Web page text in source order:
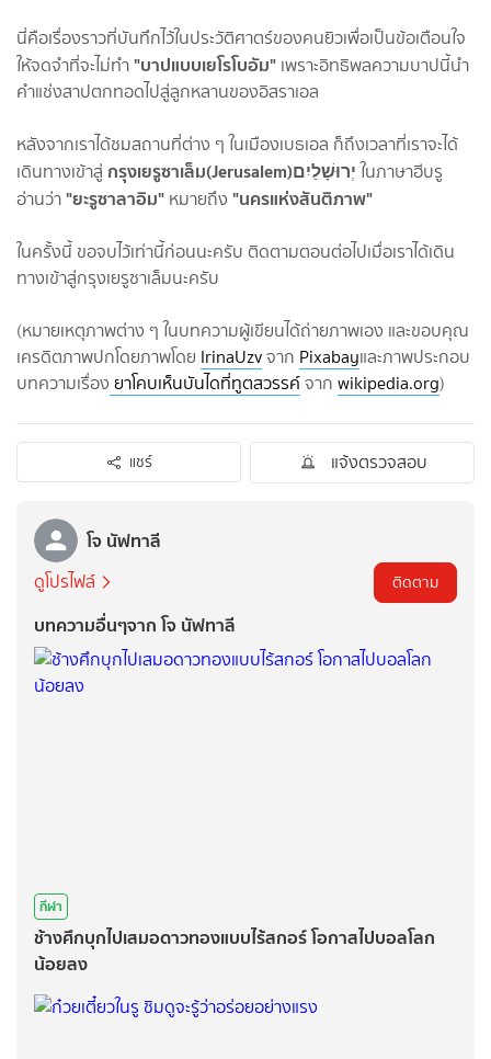
นี่คือเรื่องราวที่บันทึกไว้ในประวัติศาตร์ของคนยิวเพื่อเป็นข้อเตือนใจ
ให้จดจำที่จะไม่ทำ"บาปแบบเยโรโบอัม" เพราะอิทธิพลความบาปนี้นำ
คำแช่งสาปตกทอดไปสู่ลูกหลานของอิสราเอล
หลังจากเราได้ชมสถานที่ต่าง ๆ ในเมืองเบธเอล ก็ถึงเวลาที่เราจะได้
เดินทางเข้าสู่
ในภาษาฮีบรู
อ่านว่า"ยะรูซาลาอิม" หมายถึง "นครแห่งสันติภาพ"
ในครั้งนี้ ขอจบไว้เท่านี้ก่อนนะครับ ติดตามตอนต่อไปเมื่อเราได้เดิน
ทางเข้าสู่กรุงเยรูซาเล็มนะครับ
(หมายเหตุภาพต่าง ๆ ในบทความผู้เขียนได้ถ่ายภาพเอง และขอบคุณ
เครดิตภาพปกโดยภาพโดย IrinaUzvจาก Pixabayและภาพประกอบ
บทความเรื่อง ยาโคบเห็นบันไดที่ทูตสวรรค์จาก wikipedia.org)
แชร์ แจ้งตรวจสอบ
โจ นัฟทาลี
ดูโปรไฟล์ ติดตาม
บทความอื่นๆจาก โจ นัฟทาลี
กีฬา
ช้างศึกบุกไปเสมอดาวทองแบบไร้สกอร์ โอกาสไปบอลโลก
น้อยลง